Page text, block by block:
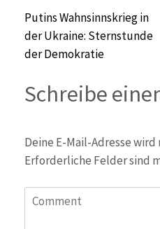
Putins Wahnsinnskrieg in
der Ukraine: Sternstunde
der Demokratie
Schreibe
Deine E-Mail-Adresse
Erforderliche Felder sind
Comment